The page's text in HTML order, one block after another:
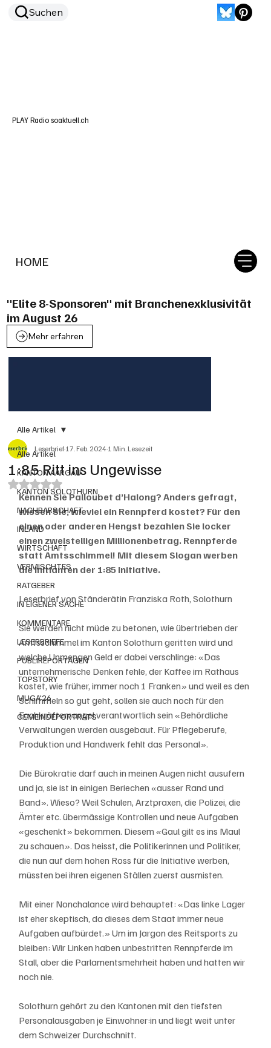
HOME
Suchen
PLAY Radio soaktuell.ch
"Elite 8-Sponsoren" mit Branchenexklusivität
im August 26
Mehr erfahren
Alle Artikel
KANTON AARGAU
KANTON SOLOTHURN
NACHBARSCHAFT
INLAND
WIRTSCHAFT
VERMISCHTES
RATGEBER
IN EIGENER SACHE
KOMMENTARE
LESERBRIEFE
PUBLIREPORTAGEN
TOPSTORY
MUGA'26
GEMEINDEPORTRÄTS
Alle Artikel
1:85 Ritt ins Ungewisse
Leserbrief17. Feb. 20241 Min. Lesezeit
Mit NaN von 5 Sternen bewertet.
Kennen Sie Palloubet d’Halong? Anders gefragt,
wissen Sie, wieviel ein Rennpferd kostet? Für den
einen oder anderen Hengst bezahlen Sie locker
einen zweistelligen Millionenbetrag. Rennpferde
statt Amtsschimmel! Mit diesem Slogan werben
die Initianten der 1:85 Initiative.
Leserbrief von Ständerätin Franziska Roth, Solothurn
Sie werden nicht müde zu betonen, wie übertrieben der
Amtsschimmel im Kanton Solothurn geritten wird und
welche Unmengen Geld er dabei verschlinge: «Das
unternehmerische Denken fehle, der Kaffee im Rathaus
kostet, wie früher, immer noch 1 Franken» und weil es den
Schimmeln so gut geht, sollen sie auch noch für den
Fachkräftemangel verantwortlich sein «Behördliche
Verwaltungen werden ausgebaut. Für Pflegeberufe,
Produktion und Handwerk fehlt das Personal».
Die Bürokratie darf auch in meinen Augen nicht ausufern
und ja, sie ist in einigen Beriechen «ausser Rand und
Band». Wieso? Weil Schulen, Arztpraxen, die Polizei, die
Ämter etc. übermässige Kontrollen und neue Aufgaben
«geschenkt» bekommen. Diesem «Gaul gilt es ins Maul
zu schauen». Das heisst, die Politikerinnen und Politiker,
die nun auf dem hohen Ross für die Initiative werben,
müssten bei ihren eigenen Ställen zuerst ausmisten.
Mit einer Nonchalance wird behauptet: «Das linke Lager
ist eher skeptisch, da dieses dem Staat immer neue
Aufgaben aufbürdet.» Um im Jargon des Reitsports zu
bleiben: Wir Linken haben unbestritten Rennpferde im
Stall, aber die Parlamentsmehrheit haben und hatten wir
noch nie.
Solothurn gehört zu den Kantonen mit den tiefsten
Personalausgaben je Einwohner:in und liegt weit unter
dem Schweizer Durchschnitt.